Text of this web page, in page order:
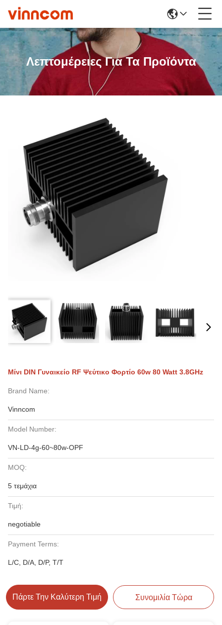
Λεπτομέρειες Για Τα Προϊόντα
Μίνι DIN Γυναικείο RF Ψεύτικο Φορτίο 60w 80 Watt 3.8GHz
Brand Name:
Vinncom
Model Number:
VN-LD-4g-60~80w-OPF
MOQ:
5 τεμάχια
Τιμή:
negotiable
Payment Terms:
L/C, D/A, D/P, T/T
Πάρτε Την Καλύτερη Τιμή Συνομιλία Τώρα